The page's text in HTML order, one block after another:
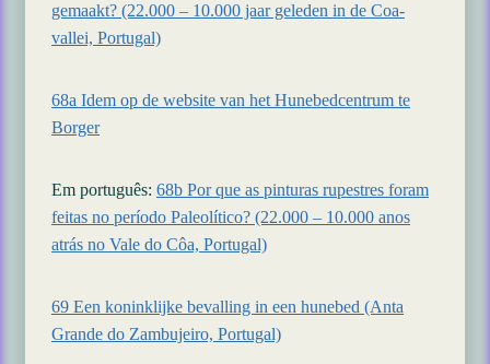
gemaakt? (22.000 – 10.000 jaar geleden in de Coa-
vallei, Portugal)
68a Idem op de website van het Hunebedcentrum te
Borger
Em português: 68b Por que as pinturas rupestres foram
feitas no período Paleolítico? (22.000 – 10.000 anos
atrás no Vale do Côa, Portugal)
69 Een koninklijke bevalling in een hunebed (Anta
Grande do Zambujeiro, Portugal)